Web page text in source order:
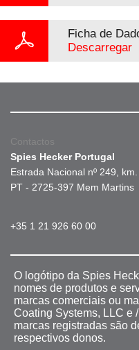
Ficha de
Descarregar
Contactos
Spies Hecker Portugal
Estrada Nacional nº 249,
PT - 2725-397 Mem Martins
+35 1 21 926 60 00
O logótipo da Spies
nomes de produtos e
marcas comerciais ou
Coating Systems, LLC e
marcas registradas são
respectivos donos.